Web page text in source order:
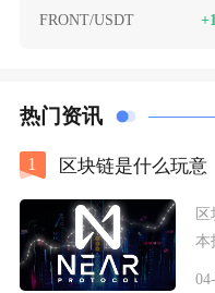
FRONT/USDT
热门资讯
1 区块链是什么玩意
区
本